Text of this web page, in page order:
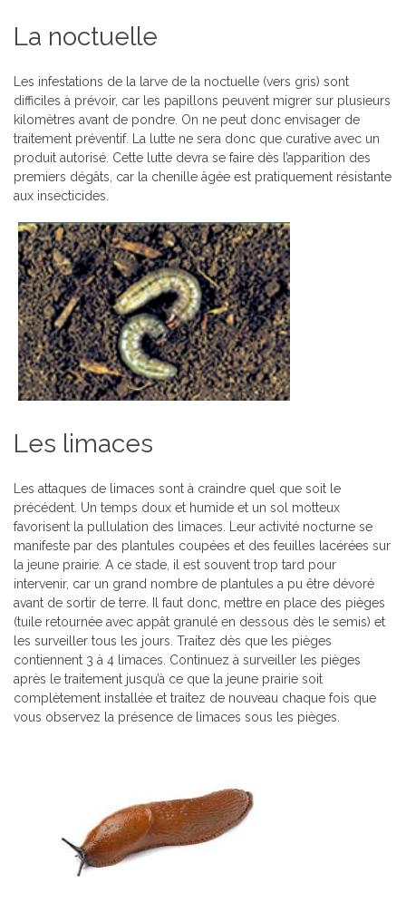
La noctuelle
Les infestations de la larve de la noctuelle (vers gris) sont
difficiles à prévoir, car les papillons peuvent migrer sur plusieurs
kilomètres avant de pondre. On ne peut donc envisager de
traitement préventif. La lutte ne sera donc que curative avec un
produit autorisé. Cette lutte devra se faire dès l’apparition des
premiers dégâts, car la chenille âgée est pratiquement résistante
aux insecticides.
Les limaces
Les attaques de limaces sont à craindre quel que soit le
précédent. Un temps doux et humide et un sol motteux
favorisent la pullulation des limaces. Leur activité nocturne se
manifeste par des plantules coupées et des feuilles lacérées sur
la jeune prairie. A ce stade, il est souvent trop tard pour
intervenir, car un grand nombre de plantules a pu être dévoré
avant de sortir de terre. Il faut donc, mettre en place des pièges
(tuile retournée avec appât granulé en dessous dès le semis) et
les surveiller tous les jours. Traitez dès que les pièges
contiennent 3 à 4 limaces. Continuez à surveiller les pièges
après le traitement jusqu’à ce que la jeune prairie soit
complètement installée et traitez de nouveau chaque fois que
vous observez la présence de limaces sous les pièges.